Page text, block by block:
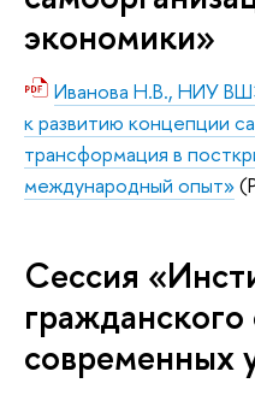
экономики»
Иванова Н.В., НИУ
к развитию концепции
трансформация в
международный опыт»
Сессия
современных